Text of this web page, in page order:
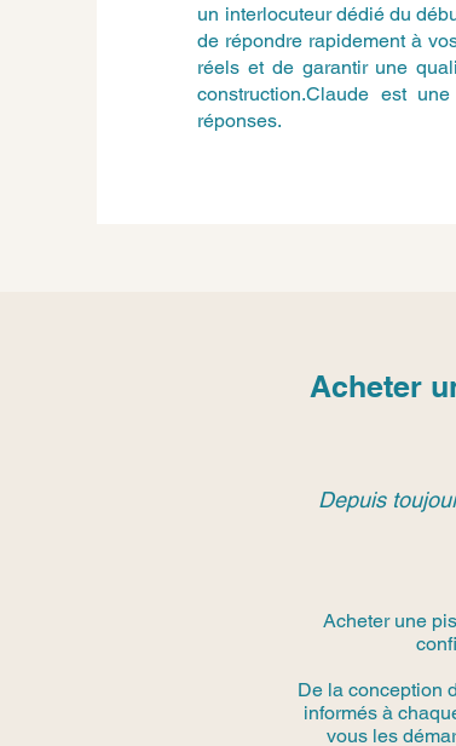
un interlocuteur dédié du
de répondre rapidement à
réels et de garantir une
construction.Claude est
réponses.
Acheter
Depuis
Acheter une
De la conception
informés à
vous les